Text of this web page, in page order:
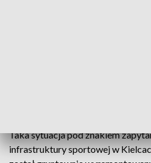
Taka sytuacja pod znakiem
infrastruktury sportowej w